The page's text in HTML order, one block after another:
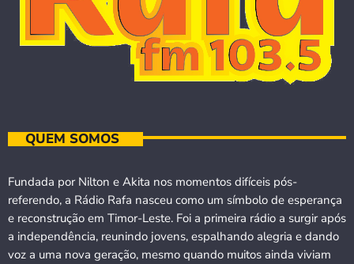
QUEM SOMOS
Fundada por Nilton e Akita nos momentos difíceis pós-
referendo, a Rádio Rafa nasceu como um símbolo de esperança
e reconstrução em Timor-Leste. Foi a primeira rádio a surgir após
a independência, reunindo jovens, espalhando alegria e dando
voz a uma nova geração, mesmo quando muitos ainda viviam